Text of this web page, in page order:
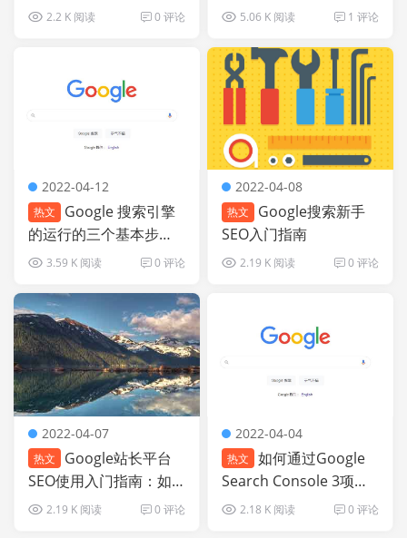
别介绍
2.2 K 阅读 0 评论 5.06 K 阅读 1 评论
2022-04-12
热文
Google 搜索引擎
的运行的三个基本步
骤：抓取、索引、排名
3.59 K 阅读 0 评论
2022-04-08
热文
Google搜索新手
SEO入门指南
2.19 K 阅读 0 评论
2022-04-07
热文
Google站长平台
SEO使用入门指南：如
何选择SEO公司
2.19 K 阅读 0 评论
2022-04-04
热文
如何通过Google
Search Console 3项数
据分析谷歌搜索网站优
2.18 K 阅读 0 评论